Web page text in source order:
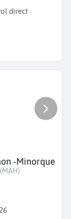
direct
-Minorque
(MAH)